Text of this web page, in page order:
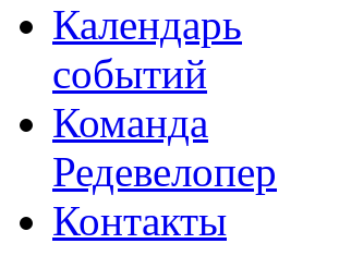
Календарь
событий
Команда
Редевелопер
Контакты